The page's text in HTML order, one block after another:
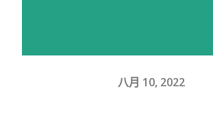
八月 10, 2022